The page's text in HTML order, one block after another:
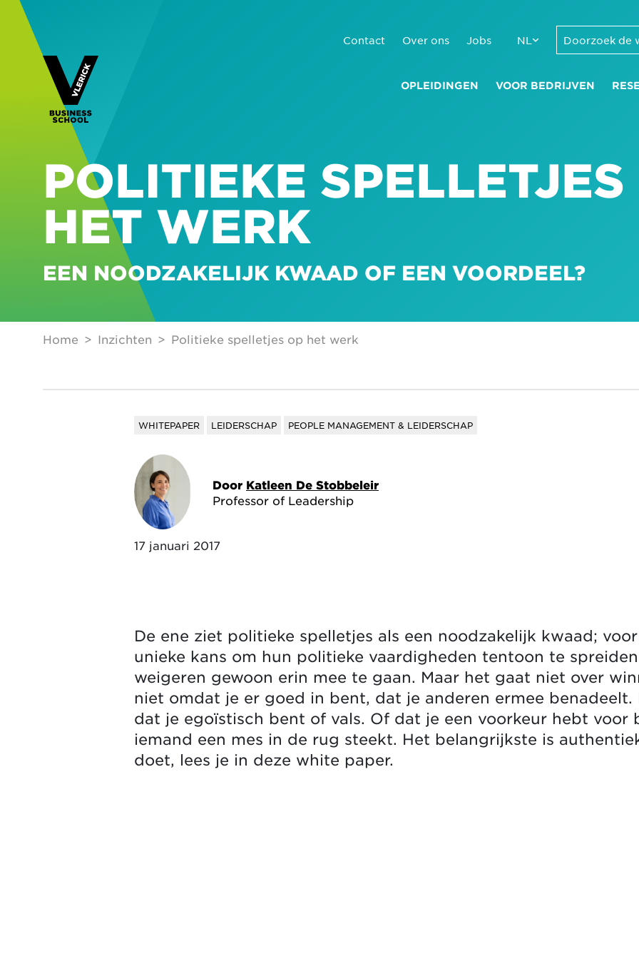
Contact Over ons Jobs NL
OPLEIDINGEN VOOR BEDRIJVEN
POLITIEKE SPELLETJES
HET WERK
EEN NOODZAKELIJK KWAAD OF EEN VOORDEEL?
Home Inzichten Politieke spelletjes op het werk
WHITEPAPER LEIDERSCHAP PEOPLE MANAGEMENT & LEIDERSCHAP
Door Katleen De Stobbeleir
Professor of Leadership
17 januari 2017
De ene ziet politieke spelletjes als een noodzakelijk kwaad;
unieke kans om hun politieke vaardigheden tentoon te
weigeren gewoon erin mee te gaan. Maar het gaat niet over
niet omdat je er goed in bent, dat je anderen ermee
dat je egoïstisch bent of vals. Of dat je een voorkeur hebt voor
iemand een mes in de rug steekt. Het belangrijkste is
doet, lees je in deze white paper.